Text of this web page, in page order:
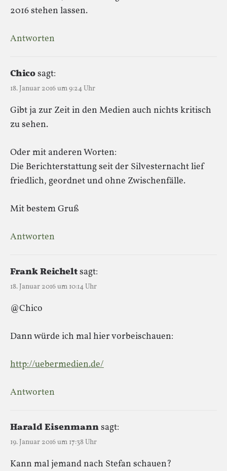
2016 stehen lassen.
Antworten
Chicosagt:
18. Januar 2016 um 9:24 Uhr
Gibt ja zur Zeit in den Medien auch nichts kritisch
zu sehen.
Oder mit anderen Worten:
Die Berichterstattung seit der Silvesternacht lief
friedlich, geordnet und ohne Zwischenfälle.
Mit bestem Gruß
Antworten
Frank Reicheltsagt:
18. Januar 2016 um 10:14 Uhr
@Chico
Dann würde ich mal hier vorbeischauen:
http://uebermedien.de/
Antworten
Harald Eisenmannsagt:
19. Januar 2016 um 17:38 Uhr
Kann mal jemand nach Stefan schauen?